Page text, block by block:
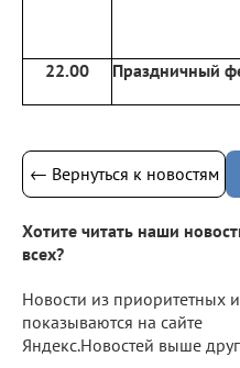
22.00 Праздничный
← Вернуться к новостям
Хотите читать наши
всех?
Новости из приоритетных
показываются на сайте
Яндекс.Новостей выше